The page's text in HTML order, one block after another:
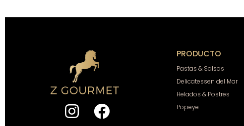
PRODUCTO
Pastas & Salsas
Delicatessen del Mar
Helados & Postres
Popeye